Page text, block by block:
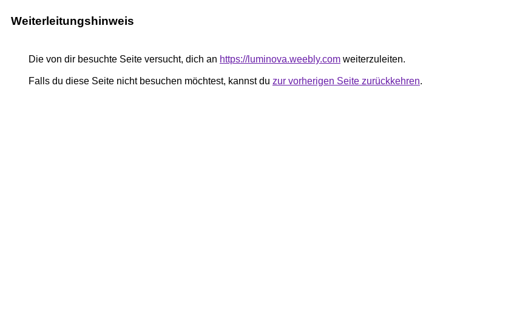
Weiterleitungshinweis
Die von dir besuchte Seite versucht, dich an https://luminova.weebly.com weiterzuleiten.
Falls du diese Seite nicht besuchen möchtest, kannst du zur vorherigen Seite zurückkehren.